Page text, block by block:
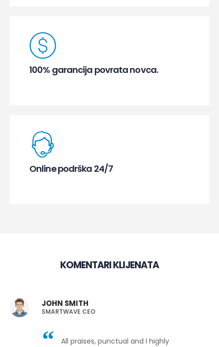
100% garancija povrata novca.
Online podrška 24/7
KOMENTARI KLIJENATA
JOHN SMITH
SMARTWAVE CEO
All praises, punctual and I highly